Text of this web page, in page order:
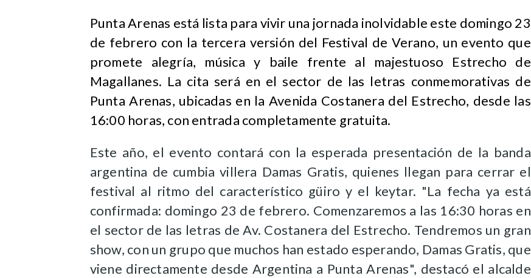
​Punta Arenas está lista para vivir una jornada inolvidable este domingo 23
de febrero con la tercera versión del Festival de Verano, un evento que
promete alegría, música y baile frente al majestuoso Estrecho de
Magallanes. La cita será en el sector de las letras conmemorativas de
Punta Arenas, ubicadas en la Avenida Costanera del Estrecho, desde las
16:00 horas, con entrada completamente gratuita.
Este año, el evento contará con la esperada presentación de la banda
argentina de cumbia villera Damas Gratis, quienes llegan para cerrar el
festival al ritmo del característico güiro y el keytar. "La fecha ya está
confirmada: domingo 23 de febrero. Comenzaremos a las 16:30 horas en
el sector de las letras de Av. Costanera del Estrecho. Tendremos un gran
show, con un grupo que muchos han estado esperando, Damas Gratis, que
viene directamente desde Argentina a Punta Arenas", destacó el alcalde